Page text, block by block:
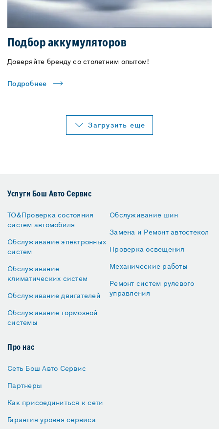
Подбор аккумуляторов
Доверяйте бренду со столетним опытом!
Подробнее
Загрузить еще
Услуги Бош Авто Сервис
ТО&Проверка состояния
систем автомобиля
Обслуживание электронных
систем
Обслуживание
климатических систем
Обслуживание двигателей
Обслуживание тормозной
системы
Обслуживание шин
Замена и Ремонт автостекол
Проверка освещения
Механические работы
Ремонт систем рулевого
управления
Про нас
Сеть Бош Авто Сервис
Партнеры
Как присоединиться к сети
Гарантия уровня сервиса